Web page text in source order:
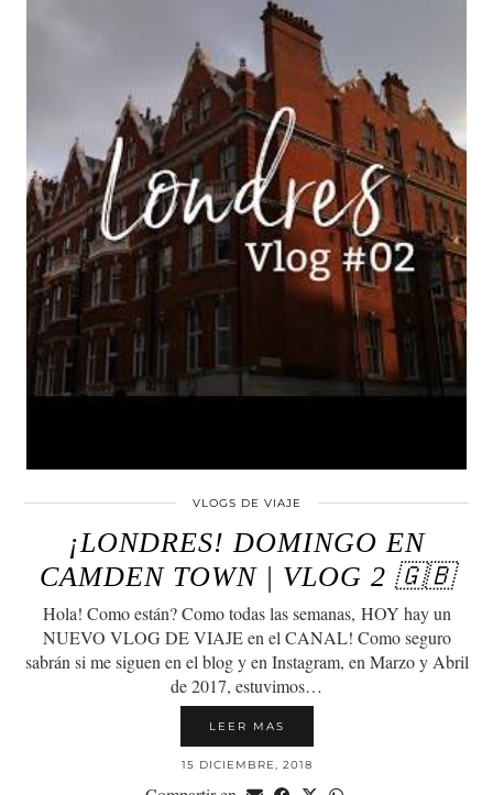
VLOGS DE VIAJE
¡LONDRES! DOMINGO EN
CAMDEN TOWN | VLOG 2 🇬🇧
Hola! Como están? Como todas las semanas, HOY hay un
NUEVO VLOG DE VIAJE en el CANAL! Como seguro
sabrán si me siguen en el blog y en Instagram, en Marzo y Abril
de 2017, estuvimos…
LEER MAS
15 DICIEMBRE, 2018